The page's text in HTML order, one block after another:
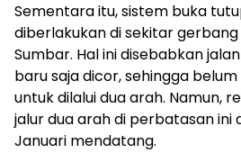
Sementara itu, sistem buka
diberlakukan di sekitar
Sumbar. Hal ini disebabkan
baru saja dicor, sehingga
untuk dilalui dua arah. Namun,
jalur dua arah di perbatasan ini
Januari mendatang.